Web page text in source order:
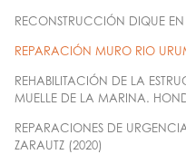
RECONSTRUCCIÓN DIQUE
REPARACIÓN MURO RIO
REHABILITACIÓN DE LA
MUELLE DE LA MARINA.
REPARACIONES DE
ZARAUTZ (2020)